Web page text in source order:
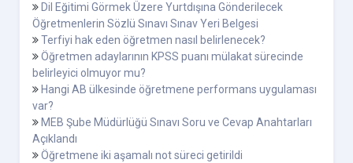
Dil Eğitimi Görmek Üzere Yurtdışına Gönderilecek
Öğretmenlerin Sözlü Sınavı Sınav Yeri Belgesi
Terfiyi hak eden öğretmen nasıl belirlenecek?
Öğretmen adaylarının KPSS puanı mülakat sürecinde
belirleyici olmuyor mu?
Hangi AB ülkesinde öğretmene performans uygulaması
var?
MEB Şube Müdürlüğü Sınavı Soru ve Cevap Anahtarları
Açıklandı
Öğretmene iki aşamalı not süreci getirildi